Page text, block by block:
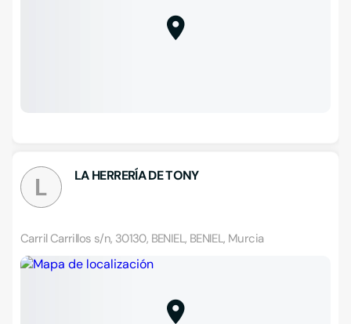
L LA HERRERÍA DE TONY
Carril Carrillos s/n, 30130, BENIEL, BENIEL, Murcia